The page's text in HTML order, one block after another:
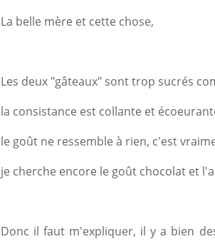
La belle mère et cette chose,
Les deux "gâteaux" sont trop sucrés
la consistance est collante et
le goût ne ressemble à rien, c'est
je cherche encore le goût chocolat et
Donc il faut m'expliquer, il y a bien